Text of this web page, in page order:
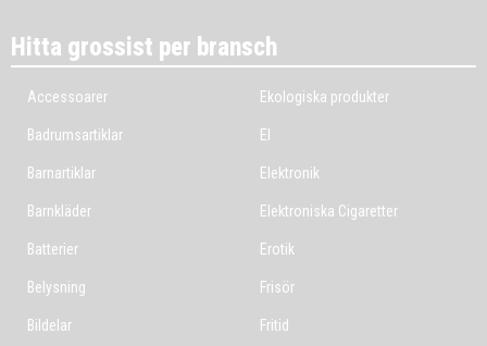
Hitta grossist per bransch
Accessoarer
Badrumsartiklar
Barnartiklar
Barnkläder
Batterier
Belysning
Bildelar
Ekologiska produkter
El
Elektronik
Elektroniska Cigaretter
Erotik
Frisör
Fritid